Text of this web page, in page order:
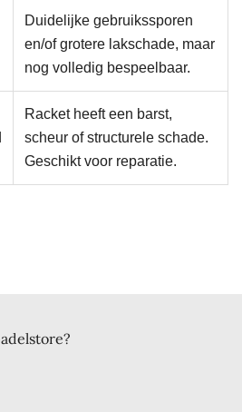
Duidelijke gebruikssporen
en/of grotere lakschade, maar
nog volledig bespeelbaar.
Racket heeft een barst,
scheur of structurele schade.
Geschikt voor reparatie.